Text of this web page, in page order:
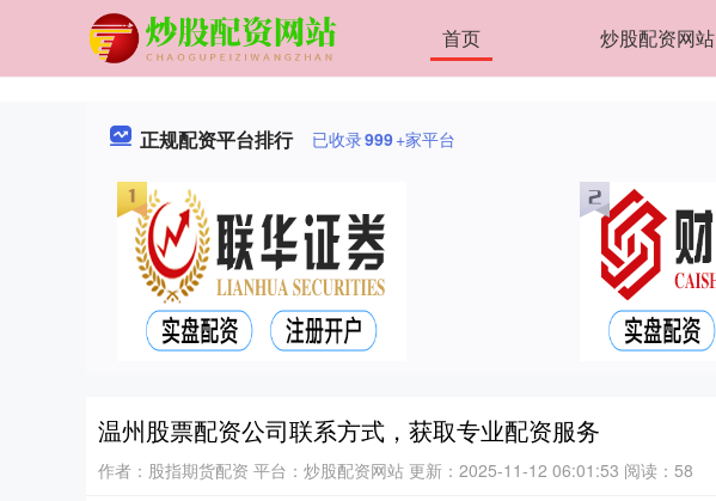
首页 炒股配资网站
正规配资平台排行 已收录999+家平台
温州股票配资公司联系方式，获取专业配资服务
作者：股指期货配资 平台：炒股配资网站 更新：2025-11-12 06:01:53 阅读：58